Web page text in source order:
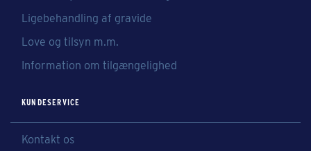
Ligebehandling af gravide
Love og tilsyn m.m.
Information om tilgængelighed
KUNDESERVICE
Kontakt os